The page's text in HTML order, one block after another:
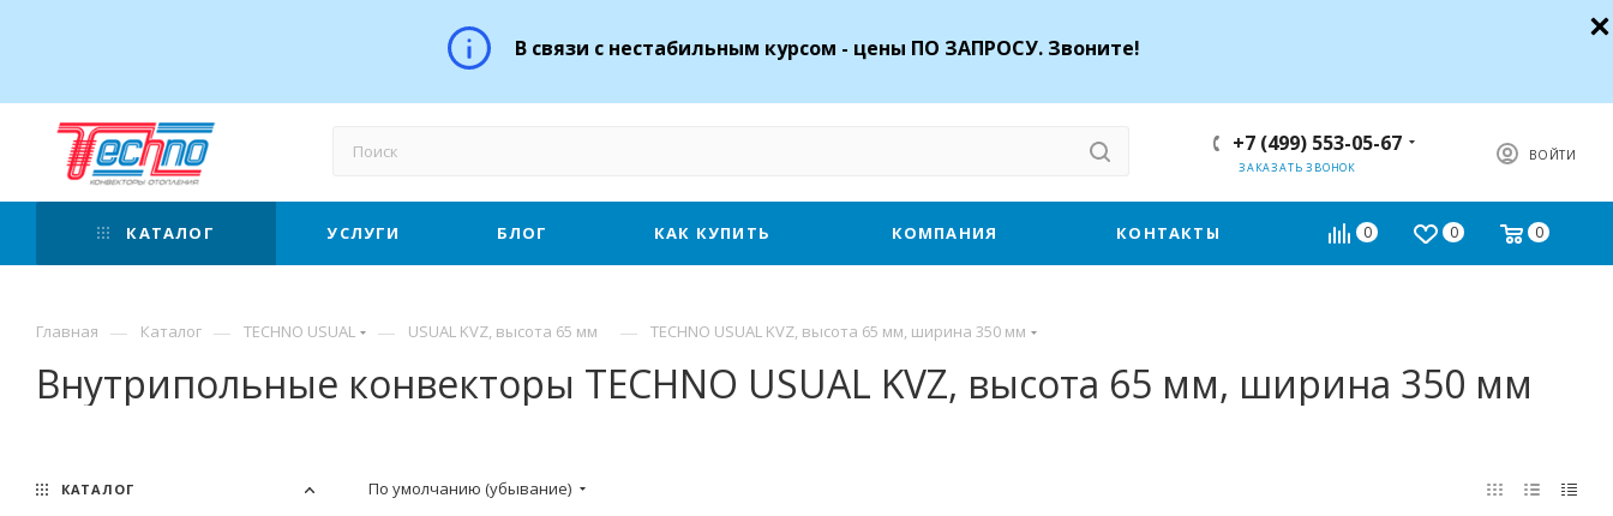
В связи с нестабильным курсом - цены ПО ЗАПРОСУ. Звоните!
ВОЙТИ
+7 (499) 553-05-67
ЗАКАЗАТЬ ЗВОНОК
0 0 0
КАТАЛОГ УСЛУГИ БЛОГ КАК КУПИТЬ КОМПАНИЯ КОНТАКТЫ
Главная — Каталог — TECHNO USUAL — USUAL KVZ, высота 65 мм — TECHNO USUAL KVZ, высота 65 мм, ширина 350 мм
Внутрипольные конвекторы TECHNO USUAL KVZ, высота 65 мм, ширина 350 мм
По умолчанию (убывание)
КАТАЛОГ